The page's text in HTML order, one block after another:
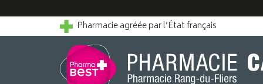
Pharmacie agréée par l’État français